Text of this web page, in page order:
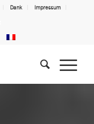
Dank Impressum